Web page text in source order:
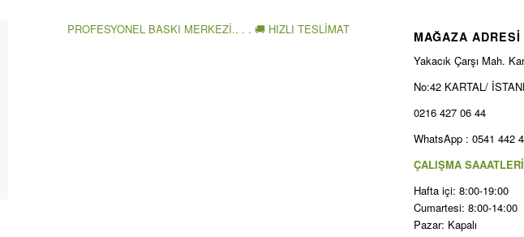
PROFESYONEL BASKI MERKEZİ.. . . 🚚 HIZLI TESLİMAT MAĞAZA ADRESİ
Yakacık Çarşı Mah.
No:42 KARTAL/
0216 427 06 44
WhatsApp : 0541 442
ÇALIŞMA SAAATLERİ
Hafta içi: 8:00-19:00
Cumartesi: 8:00-14:00
Pazar: Kapalı